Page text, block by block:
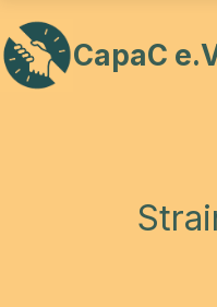
Inhalt
springen
CapaC